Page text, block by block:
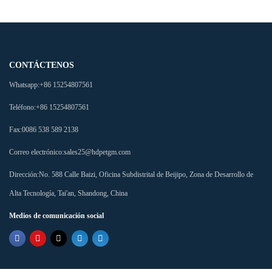
CONTÁCTENOS
Whatsapp:+86 15254807561
Teléfono:+86 15254807561
Fax:0086 538 589 2138
Correo electrónico:sales25@hdpetgm.com
Dirección:No. 588 Calle Baizi, Oficina Subdistrital de Beijipo, Zona de Desarrollo de
Alta Tecnología, Tai'an, Shandong, China
Medios de comunicación social